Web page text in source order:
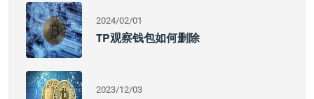
2024/02/01
TP观察钱包如何删除
2023/12/03